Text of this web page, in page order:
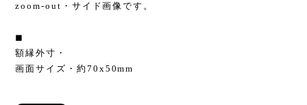
zoom-out・サイド画像です。
◼︎
額縁外寸・
画面サイズ・約70x50mm